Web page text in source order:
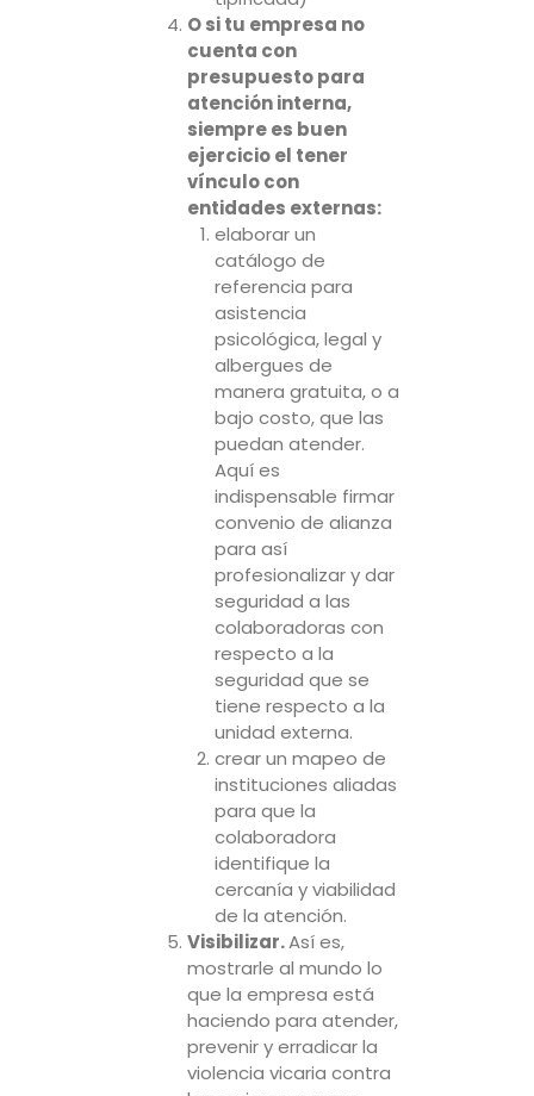
O si tu empresa no
cuenta con
presupuesto para
atención interna,
siempre es buen
ejercicio el tener
vínculo con
entidades externas:
elaborar un
catálogo de
referencia para
asistencia
psicológica, legal y
albergues de
manera gratuita, o a
bajo costo, que las
puedan atender.
Aquí es
indispensable firmar
convenio de alianza
para así
profesionalizar y dar
seguridad a las
colaboradoras con
respecto a la
seguridad que se
tiene respecto a la
unidad externa.
crear un mapeo de
instituciones aliadas
para que la
colaboradora
identifique la
cercanía y viabilidad
de la atención.
Visibilizar.Así es,
mostrarle al mundo lo
que la empresa está
haciendo para atender,
prevenir y erradicar la
violencia vicaria contra